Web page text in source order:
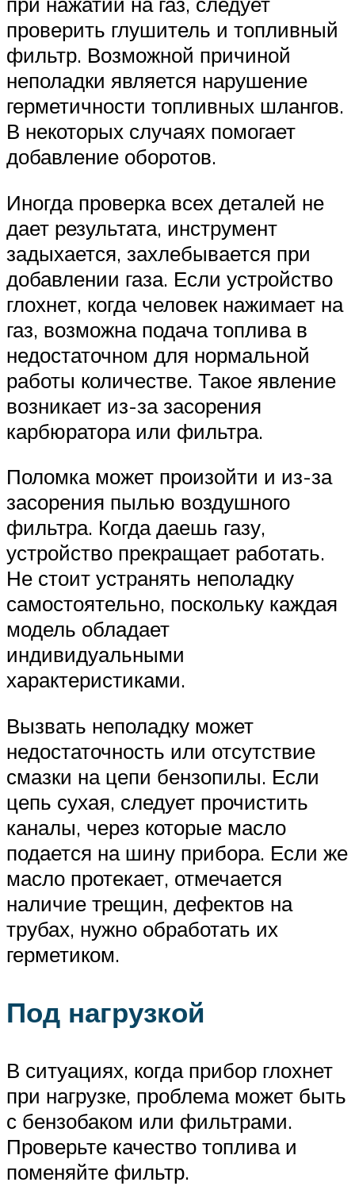
проверить глушитель и топливный
фильтр. Возможной причиной
неполадки является нарушение
герметичности топливных шлангов.
В некоторых случаях помогает
добавление оборотов.
Иногда проверка всех деталей не
дает результата, инструмент
задыхается, захлебывается при
добавлении газа. Если устройство
глохнет, когда человек нажимает на
газ, возможна подача топлива в
недостаточном для нормальной
работы количестве. Такое явление
возникает из-за засорения
карбюратора или фильтра.
Поломка может произойти и из-за
засорения пылью воздушного
фильтра. Когда даешь газу,
устройство прекращает работать.
Не стоит устранять неполадку
самостоятельно, поскольку каждая
модель обладает
индивидуальными
характеристиками.
Вызвать неполадку может
недостаточность или отсутствие
смазки на цепи бензопилы. Если
цепь сухая, следует прочистить
каналы, через которые масло
подается на шину прибора. Если же
масло протекает, отмечается
наличие трещин, дефектов на
трубах, нужно обработать их
герметиком.
Под нагрузкой
В ситуациях, когда прибор глохнет
при нагрузке, проблема может быть
с бензобаком или фильтрами.
Проверьте качество топлива и
поменяйте фильтр.